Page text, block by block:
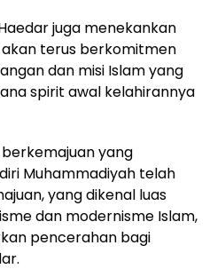
juga menekankan
terus berkomitmen
dan misi Islam yang
spirit awal kelahirannya
yang
Muhammadiyah telah
yang dikenal luas
dan modernisme Islam,
pencerahan bagi